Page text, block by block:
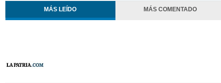
MÁS LEÍDO MÁS COMENTADO